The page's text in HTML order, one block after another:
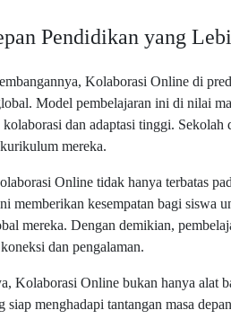
Pendidikan yang
Kolaborasi Online di
Model pembelajaran ini di nilai
dan adaptasi tinggi.
mereka.
Online tidak hanya terbatas
memberikan kesempatan bagi siswa
mereka. Dengan demikian,
dan pengalaman.
Kolaborasi Online bukan hanya alat
siap menghadapi tantangan masa